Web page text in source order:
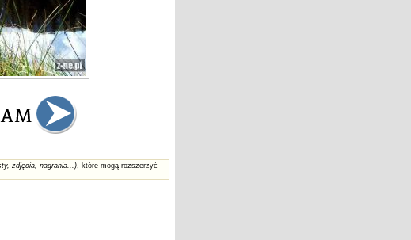
zdjęcia, nagrania...), które mogą rozszerzyć